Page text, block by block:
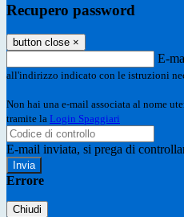
Recupero password
button close ×
E-
all'indirizzo indicato con le istruzioni
Non hai una e-mail associata al nome
tramite la Login Spaggiari
E-mail inviata, si prega di
Errore
Chiudi